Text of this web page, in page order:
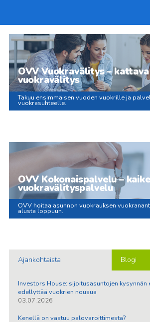
OVV Vuokravälitys – kattava
vuokravälitys
Takuu ensimmäisen vuoden vuokrille ja
vuokrasuhteelle.
OVV Kokonaispalvelu –
vuokravälityspalvelu
OVV hoitaa asunnon vuokrauksen
alusta loppuun.
Ajankohtaista Blogi
Investors House: sijoitusasuntojen kysynnän
edellyttää vuokrien nousua
03.07.2026
Kenellä on vastuu palovaroittimesta?